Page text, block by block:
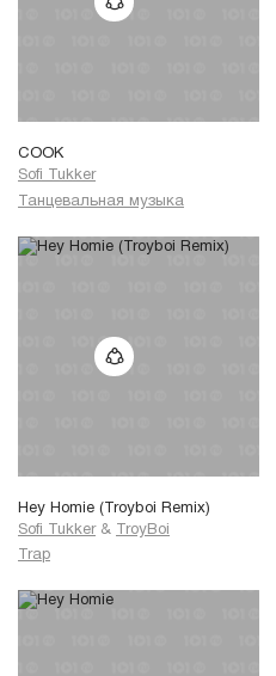
COOK
Sofi Tukker
Танцевальная музыка
Hey Homie (Troyboi Remix)
Sofi Tukker &
TroyBoi
Trap